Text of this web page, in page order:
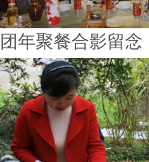
团年聚餐合影留念